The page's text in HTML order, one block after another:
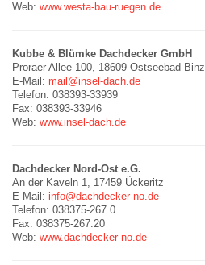
Web: www.westa-bau-ruegen.de
Kubbe & Blümke Dachdecker GmbH
Proraer Allee 100, 18609 Ostseebad Binz
E-Mail: mail@insel-dach.de
Telefon: 038393-33939
Fax: 038393-33946
Web: www.insel-dach.de
Dachdecker Nord-Ost e.G.
An der Kaveln 1, 17459 Ückeritz
E-Mail: info@dachdecker-no.de
Telefon: 038375-267.0
Fax: 038375-267.20
Web: www.dachdecker-no.de